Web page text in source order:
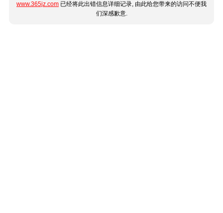
www.365jz.com 已经将此出错信息详细记录, 由此给您带来的访问不便我
们深感歉意.